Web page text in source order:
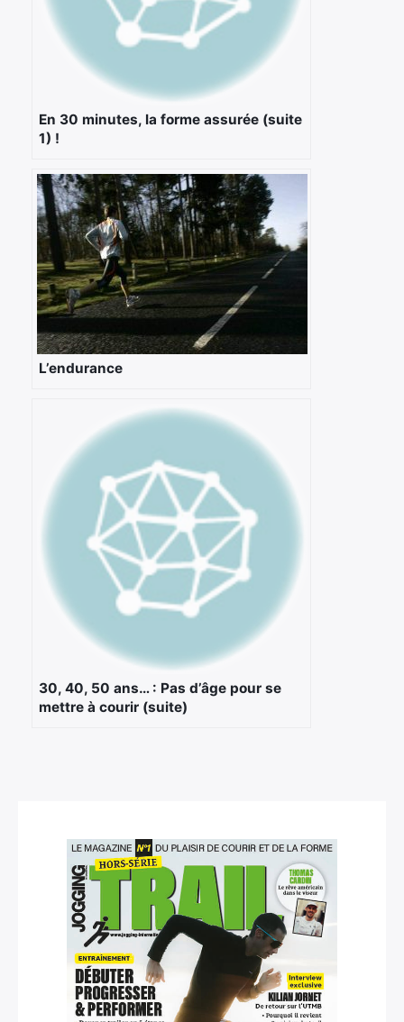
En 30 minutes, la forme assurée (suite
1) !
L’endurance
30, 40, 50 ans… : Pas d’âge pour se
mettre à courir (suite)
Rechercher